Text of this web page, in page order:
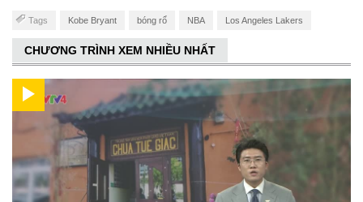
Tags Kobe Bryant bóng rổ NBA Los Angeles Lakers
CHƯƠNG TRÌNH XEM NHIỀU NHẤT